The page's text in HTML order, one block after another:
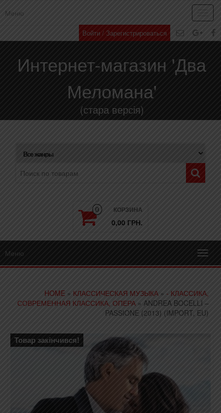
Меню
Войти / Зарегистрироваться
Интернет-магазин 'Два
Меломана'
(стара версія)
0 КОРЗИНА
0,00 ГРН.
Меню
HOME » КЛАССИЧЕСКАЯ МУЗЫКА » - КЛАССИКА,
СОВРЕМЕННАЯ КЛАССИКА, ОПЕРА » ANDREA BOCELLI –
PASSIONE (2013) (IMPORT, EU)
Товар закінчився!